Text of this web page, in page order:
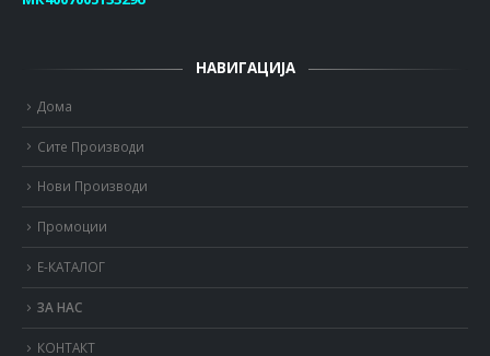
НАВИГАЦИЈА
Дома
Сите Производи
Нови Производи
Промоции
Е-КАТАЛОГ
ЗА НАС
КОНТАКТ